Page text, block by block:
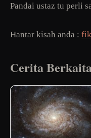
Pandai ustaz tu perli
Hantar kisah anda :
Cerita